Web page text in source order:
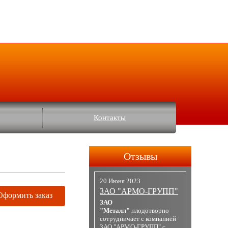
Контакты
заказ
Отзывы
20 Июня 2023
ЗАО "АРМО-ГРУПП"
ЗАО
"Металл" плодотворно
сотрудничает с компанией